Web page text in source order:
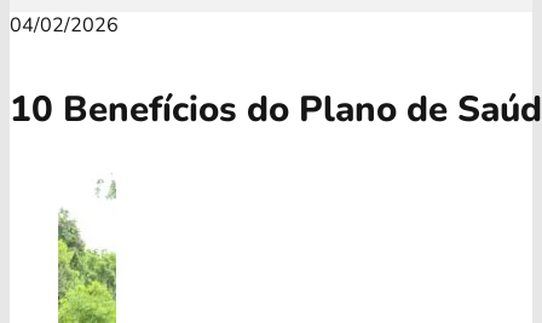
04/02/2026
10 Benefícios do Plano de